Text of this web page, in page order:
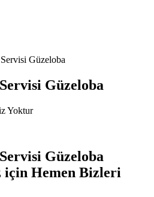
Güzeloba
Güzeloba
Yoktur
Güzeloba
için Hemen Bizleri